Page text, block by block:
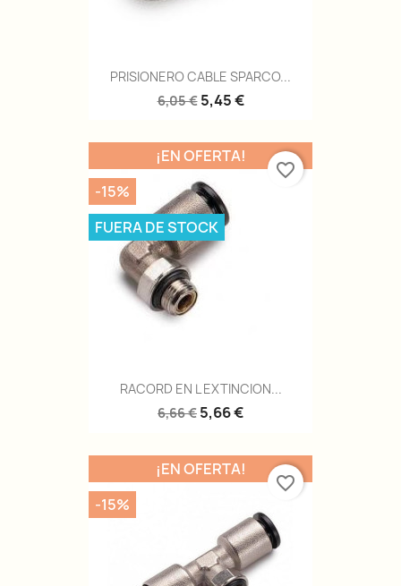
PRISIONERO CABLE SPARCO...
6,05 € 5,45 €
RACORD EN L EXTINCION...
6,66 € 5,66 €
¡EN OFERTA!
-15%
FUERA DE STOCK
favorite_border
¡EN OFERTA!
-15%
favorite_border